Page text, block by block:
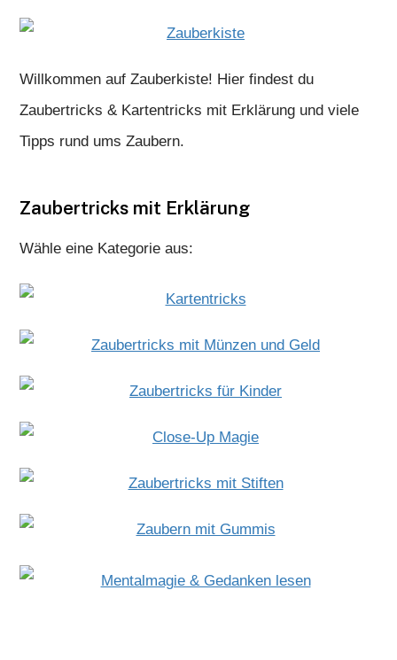
Willkommen auf Zauberkiste! Hier findest du
Zaubertricks & Kartentricks mit Erklärung und viele
Tipps rund ums Zaubern.
Zaubertricks mit Erklärung
Wähle eine Kategorie aus: